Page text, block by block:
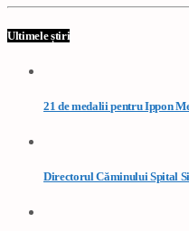
Ultimele știri
21 de medalii pentru Ippon
Directorul Căminului Spital